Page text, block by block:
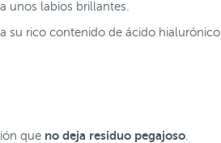
unos labios brillantes.
su rico contenido de ácido hialurónico.
que no deja residuo pegajoso